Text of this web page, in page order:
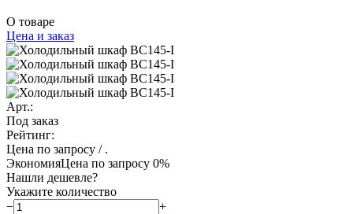
О товаре
Цена и заказ
Арт.:
Под заказ
Рейтинг:
Цена по запросу / .
ЭкономияЦена по запросу 0%
Нашли дешевле?
Укажите количество
−
+